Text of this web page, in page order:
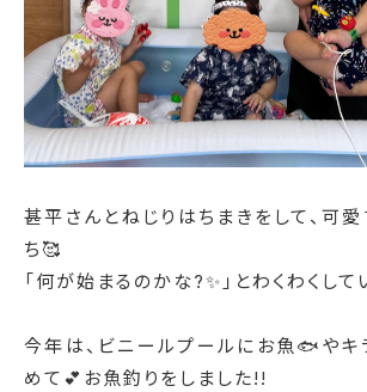
甚平さんとねじりはちまきをして、可愛
ち🥰
「何が始まるのかな?✨」とわくわくし
今年は、ビニールプールにお魚🐟やキ
めて💕 お魚釣りをしました!!